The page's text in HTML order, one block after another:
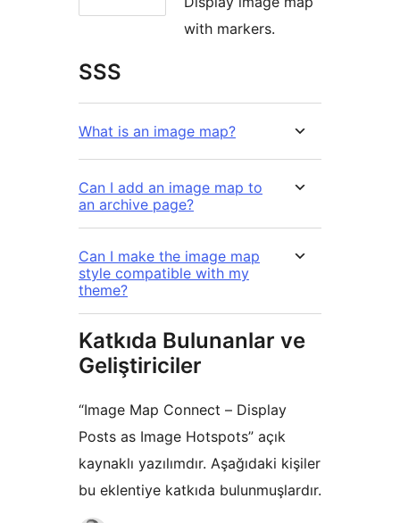
with markers.
SSS
What is an image map?
Can I add an image map to
an archive page?
Can I make the image map
style compatible with my
theme?
Katkıda Bulunanlar ve
Geliştiriciler
“Image Map Connect – Display
Posts as Image Hotspots” açık
kaynaklı yazılımdır. Aşağıdaki kişiler
bu eklentiye katkıda bulunmuşlardır.